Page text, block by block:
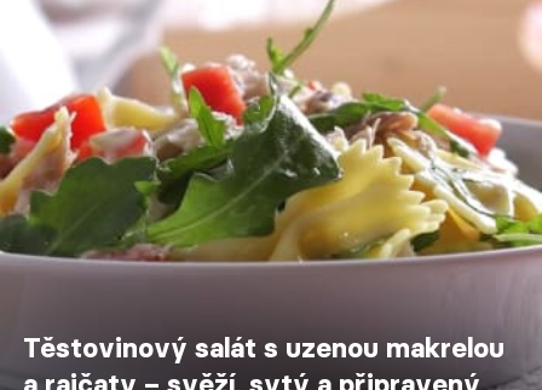
Těstovinový salát s uzenou makrelou